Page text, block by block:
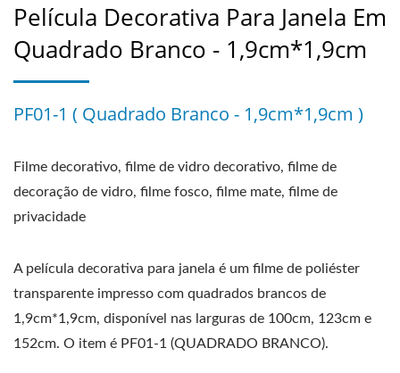
Película Decorativa Para Janela Em
Quadrado Branco - 1,9cm*1,9cm
PF01-1 ( Quadrado Branco - 1,9cm*1,9cm )
Filme decorativo, filme de vidro decorativo, filme de
decoração de vidro, filme fosco, filme mate, filme de
privacidade
A película decorativa para janela é um filme de poliéster
transparente impresso com quadrados brancos de
1,9cm*1,9cm, disponível nas larguras de 100cm, 123cm e
152cm. O item é PF01-1 (QUADRADO BRANCO).